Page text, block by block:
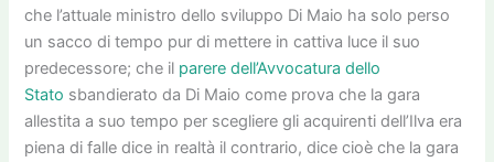
che l’attuale ministro dello sviluppo Di Maio ha solo perso
un sacco di tempo pur di mettere in cattiva luce il suo
predecessore; che il parere dell’Avvocatura dello
Stato sbandierato da Di Maio come prova che la gara
allestita a suo tempo per scegliere gli acquirenti dell’Ilva era
piena di falle dice in realtà il contrario, dice cioè che la gara